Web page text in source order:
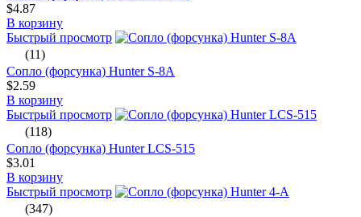
$4.87
В корзину
Быстрый просмотр
(11)
Сопло (форсунка) Hunter S-8A
$2.59
В корзину
Быстрый просмотр
(118)
Сопло (форсунка) Hunter LCS-515
$3.01
В корзину
Быстрый просмотр
(347)